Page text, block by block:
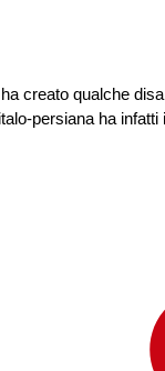
ha creato qualche
persiana ha